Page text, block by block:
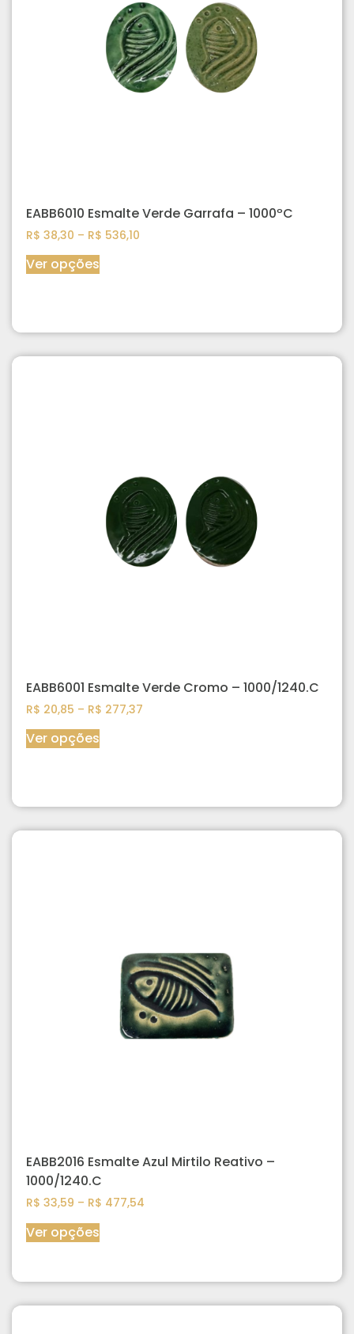
EABB6010 Esmalte Verde Garrafa – 1000ºC
R$ 38,30 – R$ 536,10
Ver opções
EABB6001 Esmalte Verde Cromo – 1000/1240.C
R$ 20,85 – R$ 277,37
Ver opções
EABB2016 Esmalte Azul Mirtilo Reativo –
1000/1240.C
R$ 33,59 – R$ 477,54
Ver opções